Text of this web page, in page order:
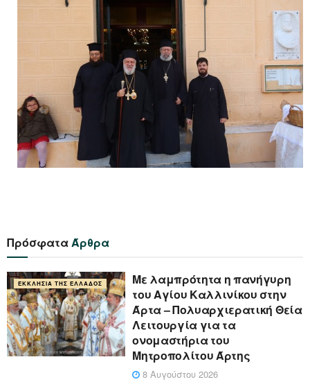
ΠρόσφαταΆρθρα
ΕΚΚΛΗΣΊΑ ΤΗΣ ΕΛΛΆΔΟΣ
Με λαμπρότητα η πανήγυρη
του Αγίου Καλλινίκου στην
Άρτα – Πολυαρχιερατική Θεία
Λειτουργία για τα
ονομαστήρια του
Μητροπολίτου Άρτης
8 Αυγούστου 2026